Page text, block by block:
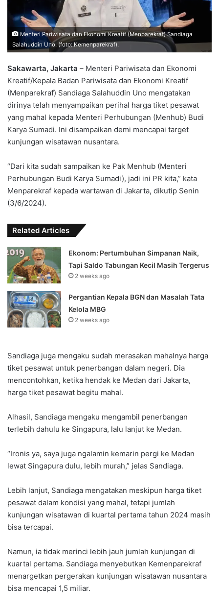
Menteri Pariwisata dan Ekonomi Kreatif (Menparekraf) Sandiaga
Salahuddin Uno. (foto: Kemenparekraf).
Sakawarta, Jakarta – Menteri Pariwisata dan Ekonomi
Kreatif/Kepala Badan Pariwisata dan Ekonomi Kreatif
(Menparekraf) Sandiaga Salahuddin Uno mengatakan
dirinya telah menyampaikan perihal harga tiket pesawat
yang mahal kepada Menteri Perhubungan (Menhub) Budi
Karya Sumadi. Ini disampaikan demi mencapai target
kunjungan wisatawan nusantara.
“Dari kita sudah sampaikan ke Pak Menhub (Menteri
Perhubungan Budi Karya Sumadi), jadi ini PR kita,” kata
Menparekraf kepada wartawan di Jakarta, dikutip Senin
(3/6/2024).
Related Articles
Ekonom: Pertumbuhan Simpanan Naik,
Tapi Saldo Tabungan Kecil Masih Tergerus
2 weeks ago
Pergantian Kepala BGN dan Masalah Tata
Kelola MBG
2 weeks ago
Sandiaga juga mengaku sudah merasakan mahalnya harga
tiket pesawat untuk penerbangan dalam negeri. Dia
mencontohkan, ketika hendak ke Medan dari Jakarta,
harga tiket pesawat begitu mahal.
Alhasil, Sandiaga mengaku mengambil penerbangan
terlebih dahulu ke Singapura, lalu lanjut ke Medan.
“Ironis ya, saya juga ngalamin kemarin pergi ke Medan
lewat Singapura dulu, lebih murah,” jelas Sandiaga.
Lebih lanjut, Sandiaga mengatakan meskipun harga tiket
pesawat dalam kondisi yang mahal, tetapi jumlah
kunjungan wisatawan di kuartal pertama tahun 2024 masih
bisa tercapai.
Namun, ia tidak merinci lebih jauh jumlah kunjungan di
kuartal pertama. Sandiaga menyebutkan Kemenparekraf
menargetkan pergerakan kunjungan wisatawan nusantara
bisa mencapai 1,5 miliar.